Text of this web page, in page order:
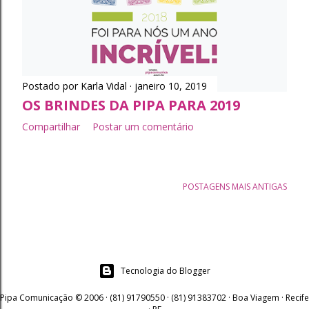
e
n
Postado por Karla Vidal janeiro 10, 2019
OS BRINDES DA PIPA PARA 2019
Compartilhar Postar um comentário
POSTAGENS MAIS ANTIGAS
Tecnologia do Blogger
Pipa Comunicação © 2006 · (81) 91790550 · (81) 91383702 · Boa Viagem · Recife